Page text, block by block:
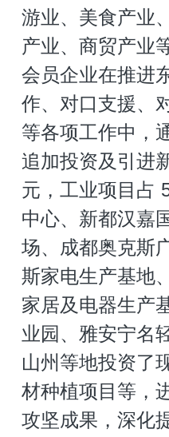
游业、美食产业
产业、商贸产业
会员企业在推进
作、对口支援、
等各项工作中，
追加投资及引进
元，工业项目占
中心、新都汉嘉
场、成都奥克斯
斯家电生产基地
家居及电器生产
业园、雅安宁名
山州等地投资了
材种植项目等，
攻坚成果，深化